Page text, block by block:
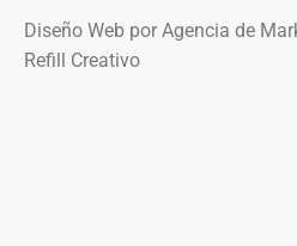
Diseño Web por Agencia de
Refill Creativo